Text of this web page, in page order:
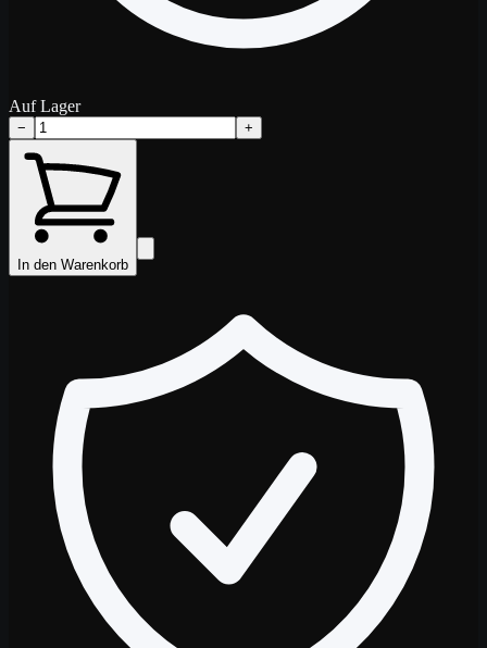
Auf Lager
− +
In den Warenkorb